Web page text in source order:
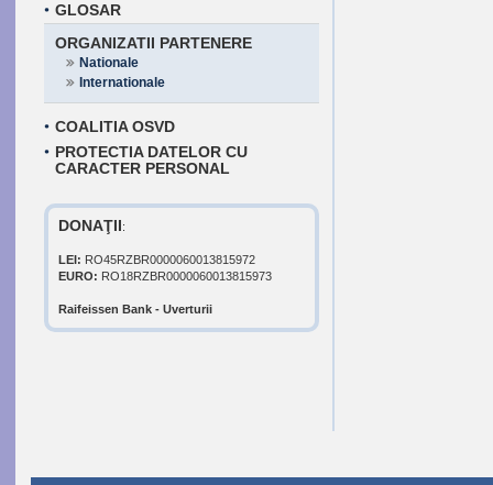
GLOSAR
ORGANIZATII PARTENERE
Nationale
Internationale
COALITIA OSVD
PROTECTIA DATELOR CU
CARACTER PERSONAL
DONAŢII:
LEI: RO45RZBR0000060013815972
EURO: RO18RZBR0000060013815973
Raifeissen Bank - Uverturii